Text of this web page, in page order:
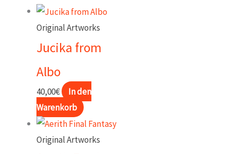
Original Artworks
Jucika from
Albo
40,00€
In den
Warenkorb
Original Artworks